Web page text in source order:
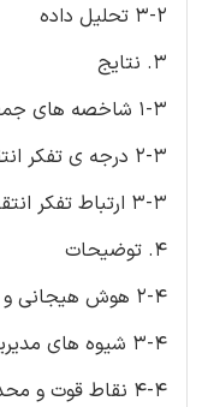
3-2 تحلیل داده
3. نتایج
1-3 شاخصه های جمعیت شناختی شرکت کننده ها
2-3 درجه ی تفکر انتقادی، هوش هیجانی و شیوه های مدیریت تعارض
3-3 ارتباط تفکر انتقادی، هوش هیجانی و شیوه های مدیریت تعارض
4. توضیحات
2-4 هوش هیجانی و ارتباط آن با تفکر انتقادی
3-4 شیوه های مدیریت تعارض و ارتباط آن با تفکر انتقادی
4-4 نقاط قوت و محدودیت ها